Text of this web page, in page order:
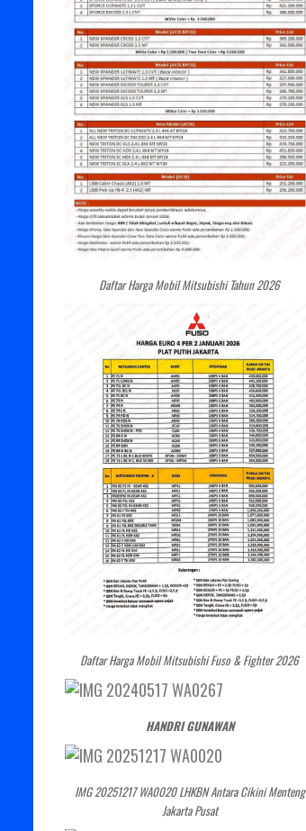
Daftar Harga Mobil Mitsubishi Tahun 2026
Daftar Harga Mobil Mitsubishi Fuso & Fighter 2026
HANDRI GUNAWAN
IMG 20251217 WA0020 LHKBN Antara Cikini Menteng
Jakarta Pusat